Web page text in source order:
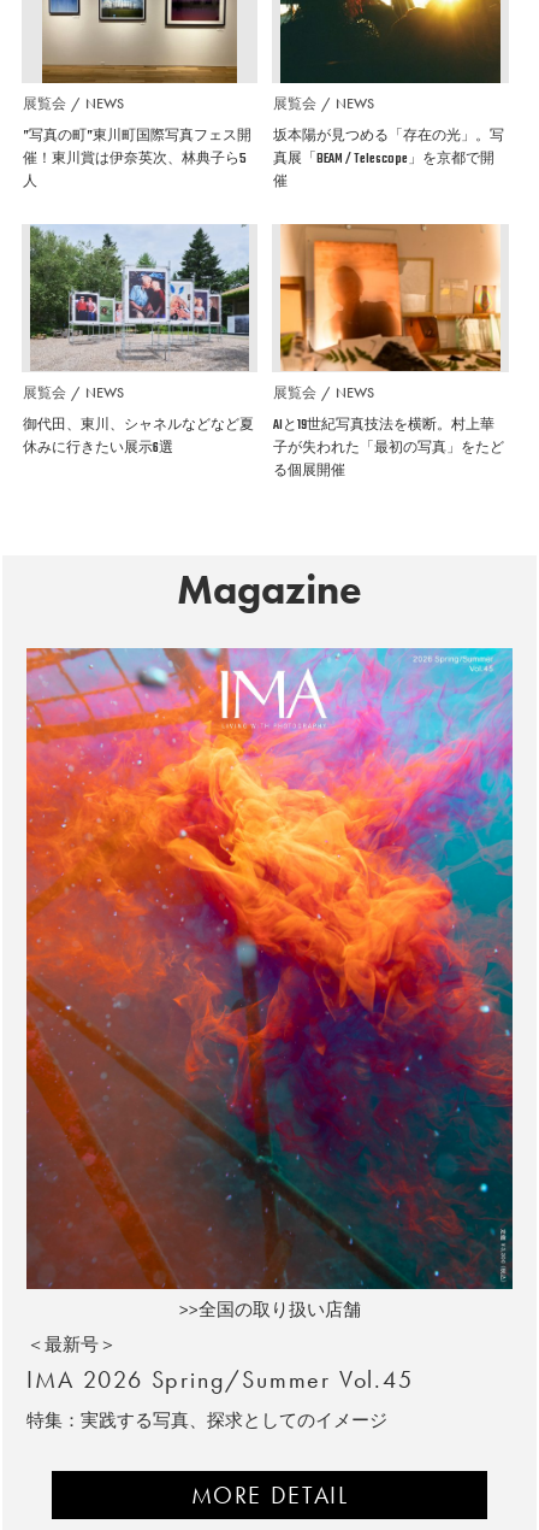
展覧会 NEWS
”写真の町”東川町国際写真フェス開
催！東川賞は伊奈英次、林典子ら5
人
展覧会 NEWS
坂本陽が見つめる「存在の光」。写
真展「BEAM / Telescope」を京都で開
催
展覧会 NEWS
御代田、東川、シャネルなどなど夏
休みに行きたい展示6選
展覧会 NEWS
AIと19世紀写真技法を横断。村上華
子が失われた「最初の写真」をたど
る個展開催
Magazine
>>全国の取り扱い店舗
＜最新号＞
IMA 2026 Spring/Summer Vol.45
特集：実践する写真、探求としてのイメージ
MORE DETAIL